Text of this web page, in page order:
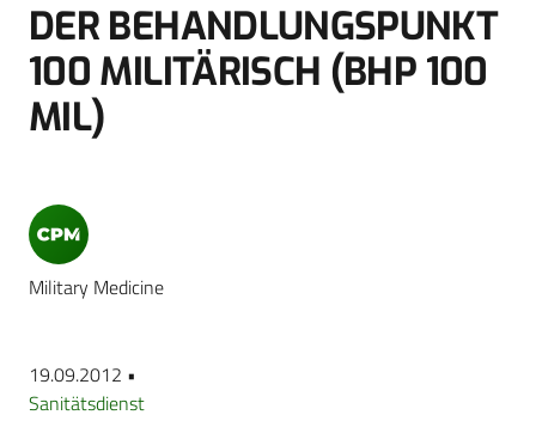
DER BEHANDLUNGSPUNKT
100 MILITÄRISCH (BHP 100
MIL)
Military Medicine
19.09.2012 •
Sanitätsdienst